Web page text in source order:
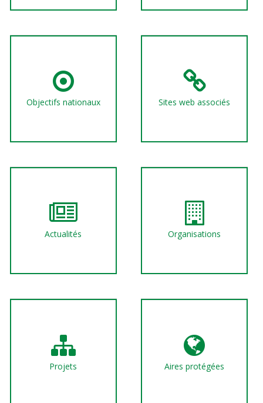
Objectifs nationaux Sites web associés
Actualités Organisations
Projets Aires protégées